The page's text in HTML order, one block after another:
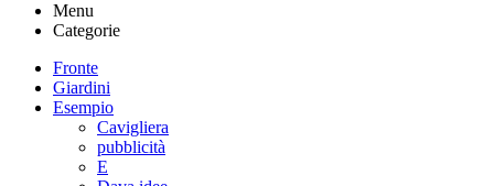
Menu
Categorie
Fronte
Giardini
Esempio
Cavigliera
pubblicità
E